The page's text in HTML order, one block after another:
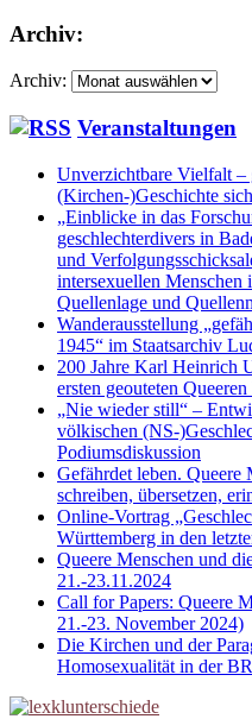
Archiv:
Archiv:
Veranstaltungen
Unverzichtbare Vielfalt –
(Kirchen-)Geschichte
„Einblicke in das
geschlechterdivers in
und
intersexuellen Menschen
Quellenlage und
Wanderausstellung
1945“ im Staatsarchiv
200 Jahre Karl Heinrich
ersten geouteten
„Nie wieder still“ –
völkischen (NS-
Podiumsdiskussion
Gefährdet leben. Queere
schreiben, übersetzen,
Online-Vortrag
Württemberg in den
Queere Menschen und
21.-23.11.2024
Call for Papers: Queere
21.-23. November 2024)
Die Kirchen und der
Homosexualität in der